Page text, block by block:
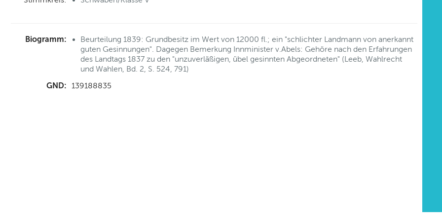
Biogramm:
Beurteilung 1839: Grundbesitz im Wert von 12000 fl.; ein "schlichter Landmann von anerkannt
guten Gesinnungen". Dagegen Bemerkung Innminister v.Abels: Gehöre nach den Erfahrungen
des Landtags 1837 zu den "unzuverläßigen, übel gesinnten Abgeordneten" (Leeb, Wahlrecht
und Wahlen, Bd. 2, S. 524, 791)
GND: 139188835